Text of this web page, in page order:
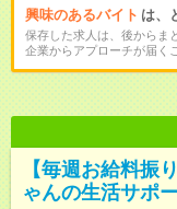
興味のあるバイト は、
保存した求人は、後からま
企業からアプローチが届く
【毎週お給料振
ゃんの生活サポ